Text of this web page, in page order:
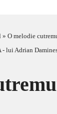
» O melodie